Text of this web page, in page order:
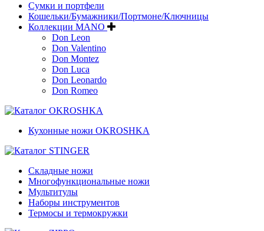
Сумки и портфели
Кошельки/Бумажники/Портмоне/Ключницы
Коллекции MANO
Don Leon
Don Valentino
Don Montez
Don Luca
Don Leonardo
Don Romeo
Кухонные ножи OKROSHKA
Складные ножи
Многофункциональные ножи
Мультитулы
Наборы инструментов
Термосы и термокружки